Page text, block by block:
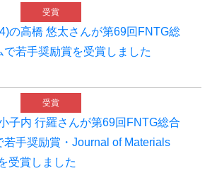
受賞
の高橋 悠太さんが第69回FNTG総
で若手奨励賞を受賞しました
受賞
子内 行羅さんが第69回FNTG総合
若手奨励賞・Journal of Materials
受賞しました